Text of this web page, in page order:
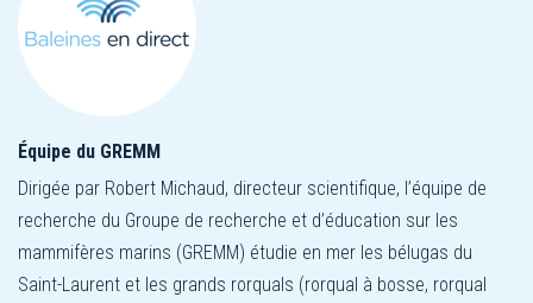
Équipe du GREMM
Dirigée par Robert Michaud, directeur scientifique, l’équipe de
recherche du Groupe de recherche et d’éducation sur les
mammifères marins (GREMM) étudie en mer les bélugas du
Saint-Laurent et les grands rorquals (rorqual à bosse, rorqual